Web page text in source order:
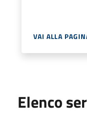
VAI ALLA
Elenco